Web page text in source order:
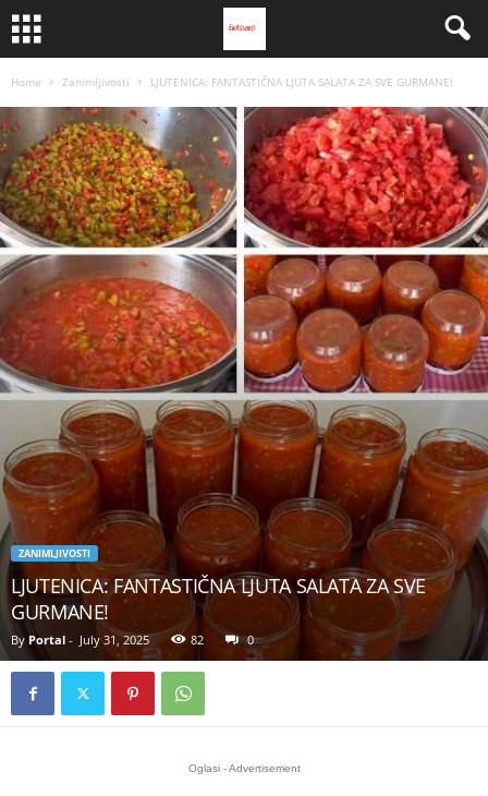
Home Zanimljivosti LJUTENICA: FANTASTIČNA LJUTA SALATA ZA SVE GURMANE!
ZANIMLJIVOSTI
LJUTENICA: FANTASTIČNA LJUTA SALATA ZA SVE
GURMANE!
By Portal - July 31, 2025 82 0
Oglasi - Advertisement